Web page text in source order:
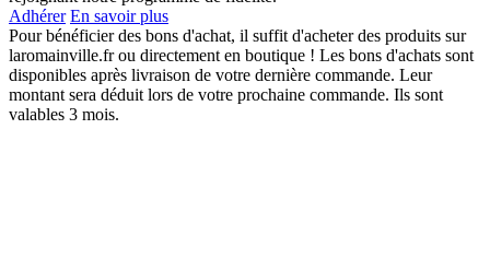
Adhérer En savoir plus
Pour bénéficier des bons d'achat, il suffit d'acheter des produits sur
laromainville.fr ou directement en boutique ! Les bons d'achats sont
disponibles après livraison de votre dernière commande. Leur
montant sera déduit lors de votre prochaine commande. Ils sont
valables 3 mois.